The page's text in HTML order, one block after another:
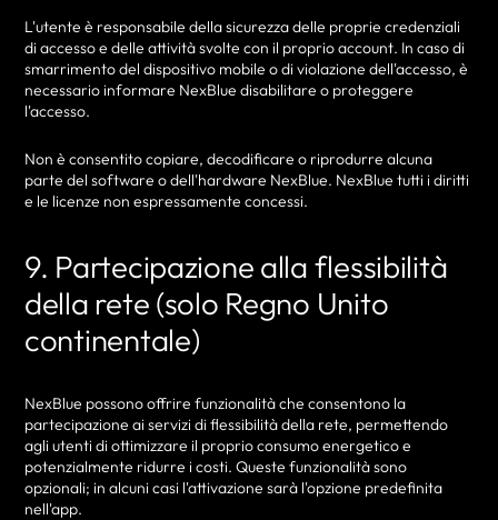
L'utente è responsabile della sicurezza delle proprie credenziali
di accesso e delle attività svolte con il proprio account. In caso di
smarrimento del dispositivo mobile o di violazione dell'accesso, è
necessario informare NexBlue disabilitare o proteggere
l'accesso.
Non è consentito copiare, decodificare o riprodurre alcuna
parte del software o dell'hardware NexBlue. NexBlue tutti i diritti
e le licenze non espressamente concessi.
9. Partecipazione alla flessibilità
della rete (solo Regno Unito
continentale)
NexBlue possono offrire funzionalità che consentono la
partecipazione ai servizi di flessibilità della rete, permettendo
agli utenti di ottimizzare il proprio consumo energetico e
potenzialmente ridurre i costi. Queste funzionalità sono
opzionali; in alcuni casi l'attivazione sarà l'opzione predefinita
nell'app.